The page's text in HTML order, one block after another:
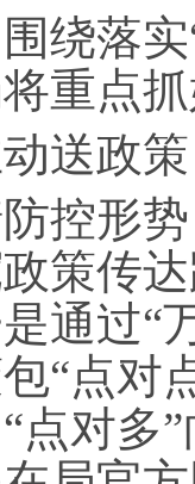
落实“
重点
送政策
形势
策传
通过“
“点对
点对多